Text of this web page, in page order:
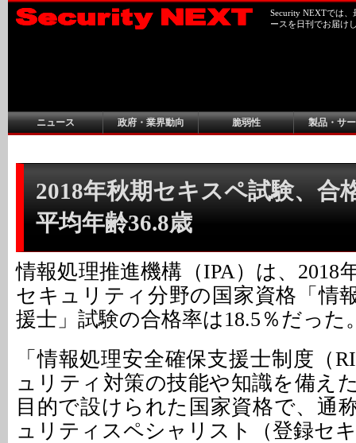
Security NEXTでは
ースを日刊でお届け
ニュース 政府・業界動向 脆弱性 製品・サ
2018年秋期セキスペ試験、合
平均年齢36.8歳
情報処理推進機構（IPA）は、2018
セキュリティ分野の国家資格「情
援士」試験の合格率は18.5％だった
「情報処理安全確保支援士制度（
ュリティ対策の技能や知識を備え
目的で設けられた国家資格で、通
ュリティスペシャリスト（登録セ